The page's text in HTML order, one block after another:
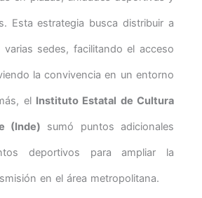
Esta estrategia busca distribuir a
sedes, facilitando el acceso
la convivencia en un entorno
el Instituto Estatal de Cultura
(Inde) sumó puntos adicionales
deportivos para ampliar la
en el área metropolitana.